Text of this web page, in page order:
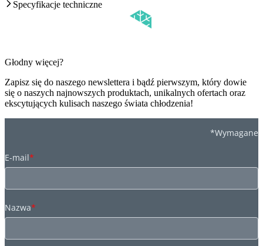
Specyfikacje techniczne
Głodny więcej?
Zapisz się do naszego newslettera i bądź pierwszym, który dowie
się o naszych najnowszych produktach, unikalnych ofertach oraz
ekscytujących kulisach naszego świata chłodzenia!
*Wymagane
E-mail*
Nazwa*